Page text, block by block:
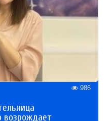
986
возрождает